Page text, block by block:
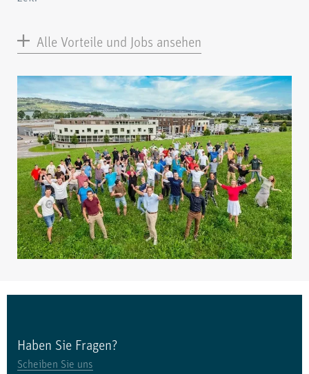
Alle Vorteile und Jobs ansehen
Haben Sie Fragen?
Scheiben Sie uns